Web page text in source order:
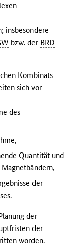
insbesondere
bzw. der BRD
Kombinats
sich vor
des
Quantität und
der
der
der
worden.